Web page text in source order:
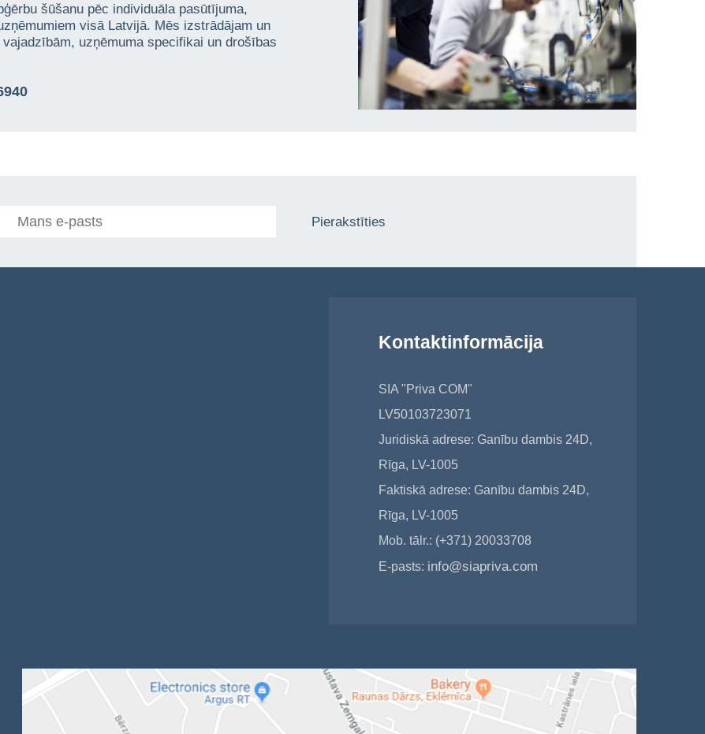
šūšanu pēc individuāla pasūtījuma,
visā Latvijā. Mēs izstrādājam un
uzņēmuma specifikai un drošības
Pierakstīties
Kontaktinformācija
SIA "Priva COM"
LV50103723071
Juridiskā adrese: Ganību dambis 24D,
Rīga, LV-1005
Faktiskā adrese: Ganību dambis 24D,
Rīga, LV-1005
Mob. tālr.: (+371) 20033708
E-pasts: info@siapriva.com